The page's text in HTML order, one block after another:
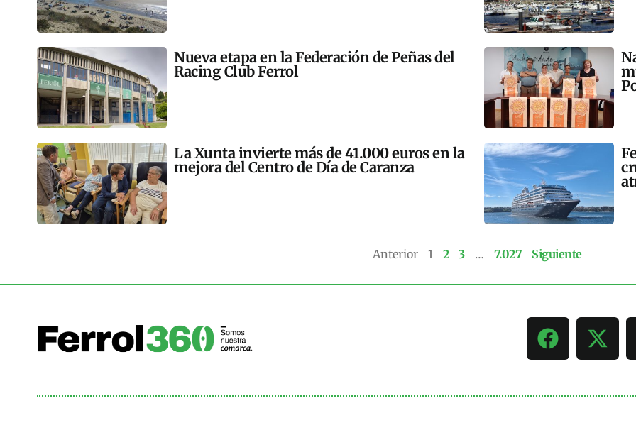
Nueva etapa en la Federación de Peñas del
Racing Club Ferrol
La Xunta invierte más de 41.000 euros en la
mejora del Centro de Día de Caranza
Anterior 1 2 3 … 7.027 Siguiente